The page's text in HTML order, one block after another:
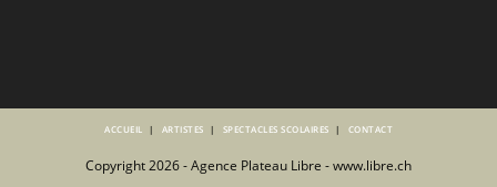
ACCUEIL ARTISTES SPECTACLES SCOLAIRES CONTACT
Copyright 2026 - Agence Plateau Libre - www.libre.ch